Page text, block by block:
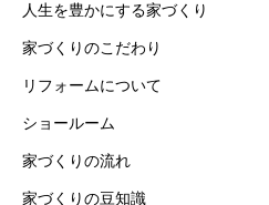
人生を豊かにする家づくり
家づくりのこだわり
リフォームについて
ショールーム
家づくりの流れ
家づくりの豆知識